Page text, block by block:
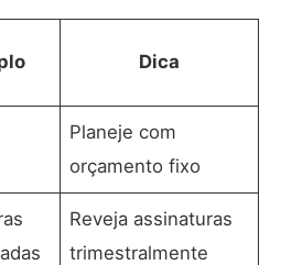
Dica
Planeje com
orçamento fixo
Reveja assinaturas
trimestralmente